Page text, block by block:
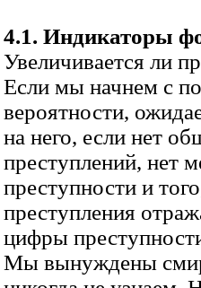
4.1. Индикаторы
Увеличивается ли
Если мы начнем с
вероятности,
на него, если нет
преступлений, нет
преступности и
преступления
цифры
Мы вынуждены